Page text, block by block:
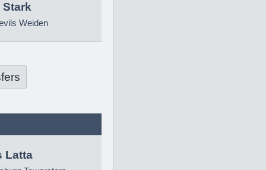
Stark
Weiden
Latta